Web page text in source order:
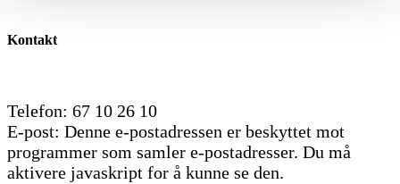
Kontakt
Telefon: 67 10 26 10
E-post: Denne e-postadressen er beskyttet mot
programmer som samler e-postadresser. Du må
aktivere javaskript for å kunne se den.